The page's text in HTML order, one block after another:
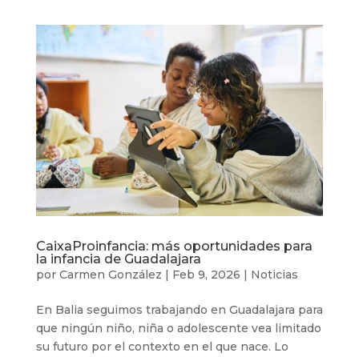
CaixaProinfancia: más oportunidades para
la infancia de Guadalajara
por Carmen González | Feb 9, 2026 | Noticias
En Balia seguimos trabajando en Guadalajara para
que ningún niño, niña o adolescente vea limitado
su futuro por el contexto en el que nace. Lo